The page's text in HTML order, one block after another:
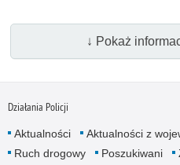
↓ Pokaż
Działania Policji
Aktualności Aktualności z
Ruch drogowy
Poszukiwani